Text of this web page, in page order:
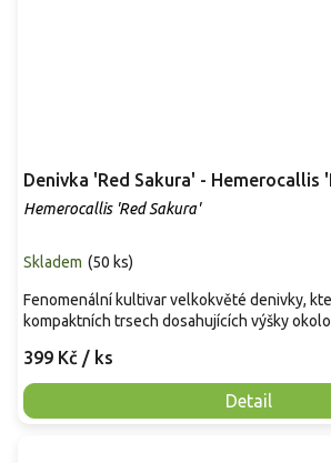
Denivka 'Red Sakura' - Hemerocallis
Hemerocallis 'Red Sakura'
Skladem (50 ks)
399 Kč / ks
Detail
Fenomenální kultivar velkokvěté denivky,
kompaktních trsech dosahujících výšky okolo